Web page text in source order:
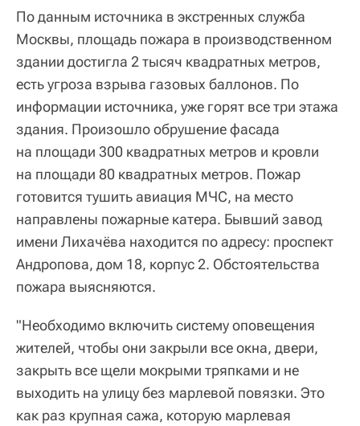
По данным источника в экстренных служба
Москвы, площадь пожара в производственном
здании достигла 2 тысяч квадратных метров,
есть угроза взрыва газовых баллонов. По
информации источника, уже горят все три этажа
здания. Произошло обрушение фасада
на площади 300 квадратных метров и кровли
на площади 80 квадратных метров. Пожар
готовится тушить авиация МЧС, на место
направлены пожарные катера. Бывший завод
имени Лихачёва находится по адресу: проспект
Андропова, дом 18, корпус 2. Обстоятельства
пожара выясняются.
"Необходимо включить систему оповещения
жителей, чтобы они закрыли все окна, двери,
закрыть все щели мокрыми тряпками и не
выходить на улицу без марлевой повязки. Это
как раз крупная сажа, которую марлевая